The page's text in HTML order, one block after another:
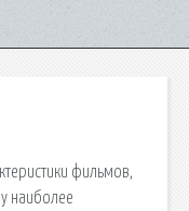
фильмов,
наиболее